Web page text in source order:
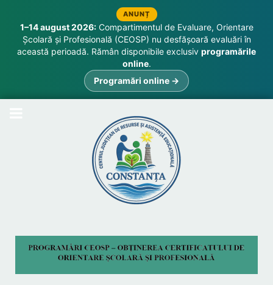
ANUNȚ
1–14 august 2026:Compartimentul de Evaluare, Orientare
Școlară și Profesională (CEOSP) nu desfășoară evaluări în
această perioadă. Rămân disponibile exclusiv programările
online.
Programări online →